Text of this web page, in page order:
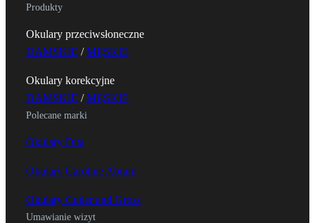
Produkty
Okulary przeciwsłoneczne
DAMSKIE /MĘSKIE
Okulary korekcyjne
DAMSKIE /MĘSKIE
Polecane marki
Okulary Dita
Okulary Caroline Abram
Okulary Cutler and Gross
Umawianie wizyt